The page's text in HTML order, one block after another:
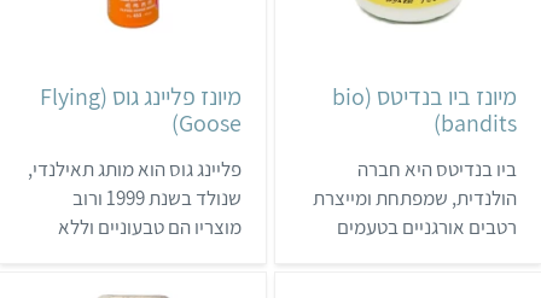
מיונז ביו בנדיטס (bio
bandits)
ביו בנדיטס היא חברה
הולנדית, שמפתחת ומייצרת
רטבים אורגניים בטעמים
מיונז פליינג גוס (Flying
Goose)
פליינג גוס הוא מותג תאילנדי,
שנולד בשנת 1999 ורוב
מוצריו הם טבעוניים וללא